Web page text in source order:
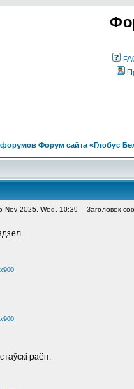
Форум сайта «Глобус
Nov 2025, Wed, 10:39 Заголовок
раён.